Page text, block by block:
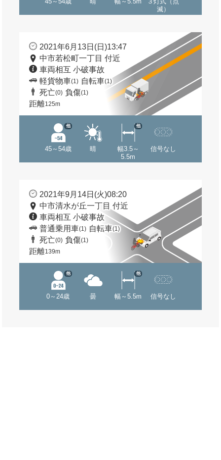
滅）
2021年6月13日(日)13:47
中市若松町一丁目 付近
車両相互 小破事故
軽貨物車(1) 自転車(1)
死亡(0) 負傷(1)
距離125m
45～54歳
他
晴
幅3.5～
5.5m
他
信号なし
2021年9月14日(火)08:20
中市清水が丘一丁目 付近
車両相互 小破事故
普通乗用車(1) 自転車(1)
死亡(0) 負傷(1)
距離139m
0～24歳
他
曇 幅～5.5m
他
信号なし